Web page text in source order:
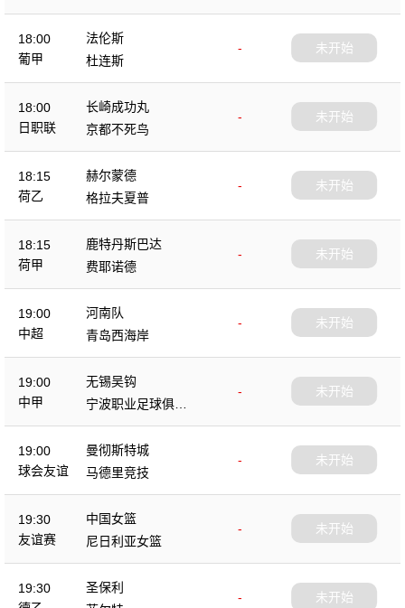
18:00
葡甲
法伦斯
-
杜连斯
未开始
18:00
日职联
长崎成功丸
-
京都不死鸟
未开始
18:15
荷乙
赫尔蒙德
-
格拉夫夏普
未开始
18:15
荷甲
鹿特丹斯巴达
-
费耶诺德
未开始
19:00
中超
河南队
-
青岛西海岸
未开始
19:00
中甲
无锡吴钩
-
宁波职业足球俱乐
部
未开始
19:00
球会友谊
曼彻斯特城
-
马德里竞技
未开始
19:30
友谊赛
中国女篮
-
尼日利亚女篮
未开始
19:30
圣保利
-
未开始